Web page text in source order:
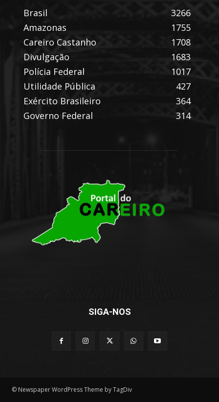
Brasil
3266
Amazonas
1755
Careiro Castanho
1708
Divulgação
1683
Polícia Federal
1017
Utilidade Pública
427
Exército Brasileiro
364
Governo Federal
314
SIGA-NOS
© Newspaper WordPress Theme by TagDiv